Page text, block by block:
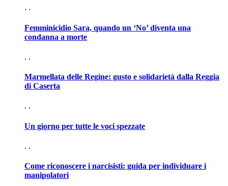
. .
Femminicidio Sara, quando un ‘No’ diventa una
condanna a morte
. .
Marmellata delle Regine: gusto e solidarietà dalla Reggia
di Caserta
. .
Un giorno per tutte le voci spezzate
. .
Come riconoscere i narcisisti: guida per individuare i
manipolatori